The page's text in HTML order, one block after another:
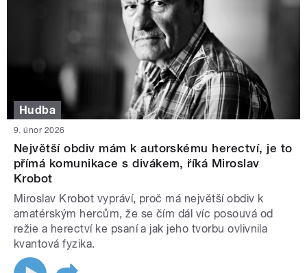
Hudba
9. únor 2026
Největší obdiv mám k autorskému herectví, je to
přímá komunikace s divákem, říká Miroslav
Krobot
Miroslav Krobot vypráví, proč má největší obdiv k
amatérským hercům, že se čím dál víc posouvá od
režie a herectví ke psaní a jak jeho tvorbu ovlivnila
kvantová fyzika.